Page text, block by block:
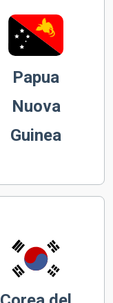
Papua
Nuova
Guinea